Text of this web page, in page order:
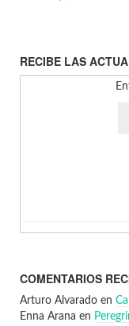
RECIBE LAS
COMENTARIOS
Arturo Alvarado en
Enna Arana en